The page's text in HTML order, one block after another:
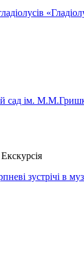
сад ім.
зустрічі в